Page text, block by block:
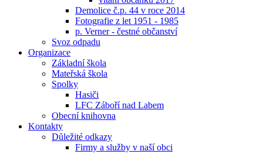
Demolice č.p. 44 v roce 2014
Fotografie z let 1951 - 1985
p. Verner - čestné občanství
Svoz odpadu
Organizace
Základní škola
Mateřská škola
Spolky
Hasiči
LFC Záboří nad Labem
Obecní knihovna
Kontakty
Důležité odkazy
Firmy a služby v naší obci